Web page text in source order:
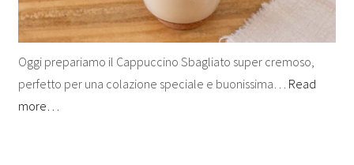
Oggi prepariamo il Cappuccino Sbagliato super cremoso,
perfetto per una colazione speciale e buonissima… Read
more…